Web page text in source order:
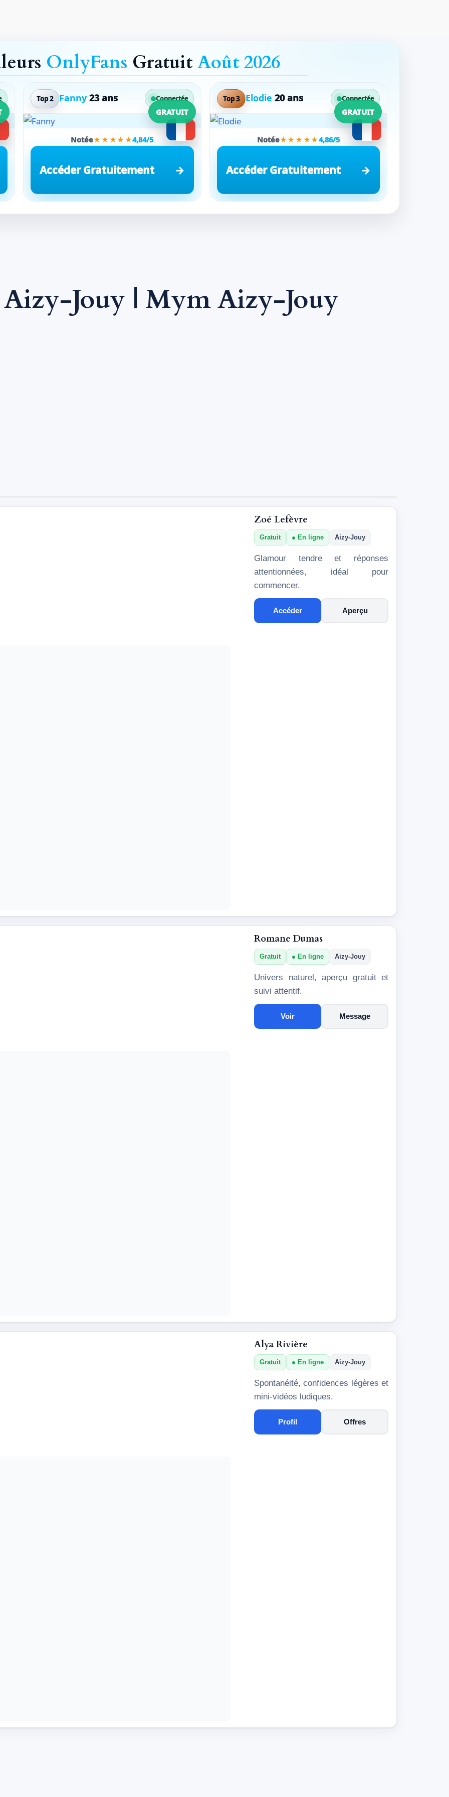
OnlyFans GratuitAoût 2026
Top 2 Fanny 23 ans Connectée
GRATUIT
Notée★★★★★4,84/5
Accéder Gratuitement
Top 3 Elodie 20 ans Connectée
GRATUIT
Notée★★★★★4,86/5
Accéder Gratuitement
Jouy | Mym Aizy-Jouy
Zoé Lefèvre
Gratuit En ligne Aizy-Jouy
Glamour tendre et réponses
attentionnées, idéal pour
commencer.
Accéder Aperçu
Romane Dumas
Gratuit En ligne Aizy-Jouy
Univers naturel, aperçu gratuit et
suivi attentif.
Voir Message
Alya Rivière
Gratuit En ligne Aizy-Jouy
Spontanéité, confidences légères et
mini-vidéos ludiques.
Profil Offres